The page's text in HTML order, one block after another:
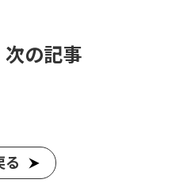
次の記事
る